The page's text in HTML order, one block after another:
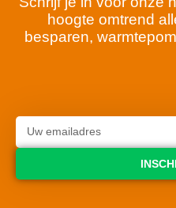
hoogte omtrend
besparen,